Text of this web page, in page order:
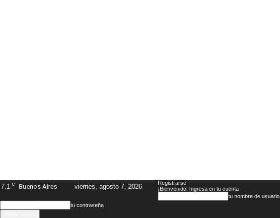
7.1 C Buenos Aires viernes, agosto 7, 2026
Registrarse
¡Bienvenido! Ingresa en tu cuenta
tu nombre de usuario
tu contraseña